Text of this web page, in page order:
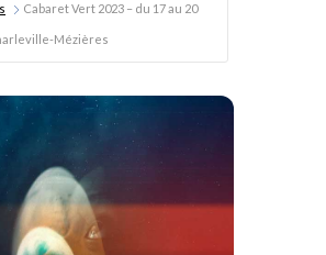
Cabaret Vert 2023 – du 17 au 20
Mézières